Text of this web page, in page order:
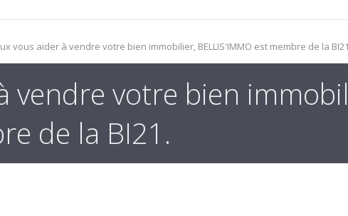
vous aider à vendre votre bien immobilier, BELLIS'IMMO est membre de la
vendre votre bien
de la BI21.